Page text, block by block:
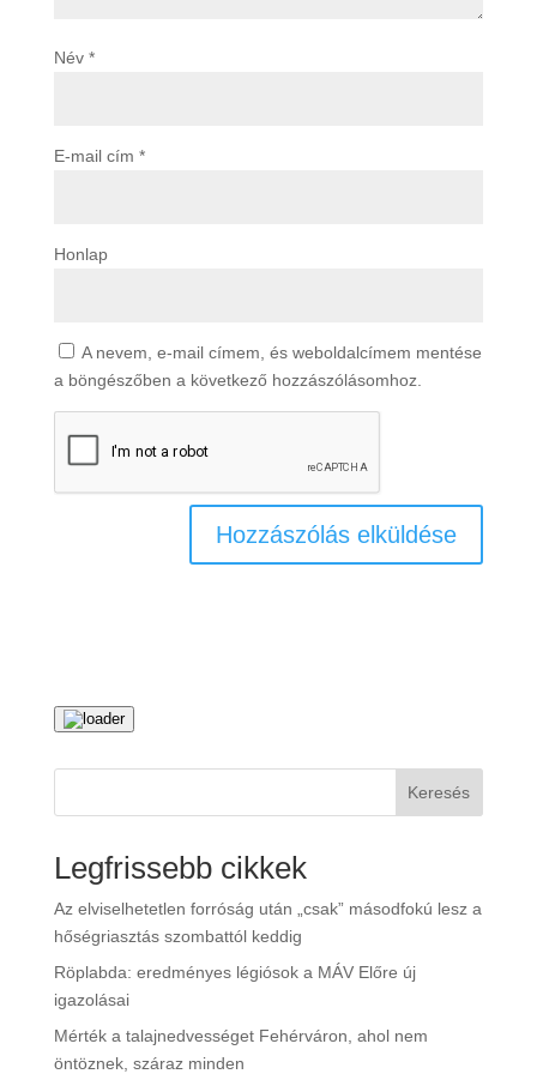
Név *
E-mail cím *
Honlap
A nevem, e-mail címem, és weboldalcímem mentése
a böngészőben a következő hozzászólásomhoz.
Keresés
Legfrissebb cikkek
Az elviselhetetlen forróság után „csak” másodfokú lesz a
hőségriasztás szombattól keddig
Röplabda: eredményes légiósok a MÁV Előre új
igazolásai
Mérték a talajnedvességet Fehérváron, ahol nem
öntöznek, száraz minden